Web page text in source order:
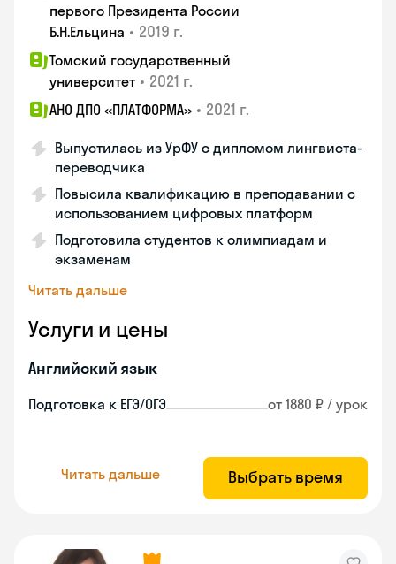
первого Президента России
Б.Н.Ельцина • 2019 г.
Томский государственный
университет • 2021 г.
АНО ДПО «ПЛАТФОРМА» • 2021 г.
Выпустилась из УрФУ с дипломом лингвиста-
переводчика
Повысила квалификацию в преподавании с
использованием цифровых платформ
Подготовила студентов к олимпиадам и
экзаменам
Читать дальше
Услуги и цены
Английский язык
Подготовка к ЕГЭ/ОГЭ от 1880 ₽ / урок
Читать дальше Выбрать время